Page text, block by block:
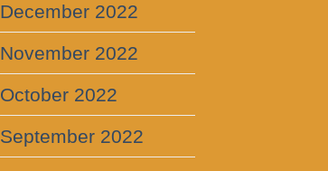
December 2022
November 2022
October 2022
September 2022